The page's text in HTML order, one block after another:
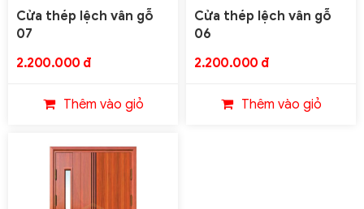
PHẲNG LOẠI 2 CÁNH
Cửa thép lệch vân gỗ
07
2.200.000 đ
Thêm vào giỏ
PHẲNG LOẠI 2 CÁNH
Cửa thép lệch vân gỗ
06
2.200.000 đ
Thêm vào giỏ